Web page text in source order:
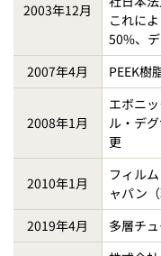
2003年12月
これに
50%、
2007年4月
PEEK樹
2008年1月
エボニ
ル・デ
更
2010年1月
フィル
ャパン
2019年4月
多層チ